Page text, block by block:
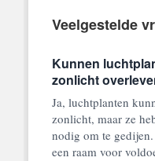
Veelgestelde
Kunnen
zonlicht
Ja, luchtplanten
zonlicht, maar ze
nodig om te
een raam voor